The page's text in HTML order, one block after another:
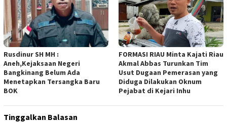
Rusdinur SH MH :
Aneh,Kejaksaan Negeri
Bangkinang Belum Ada
Menetapkan Tersangka Baru
BOK
FORMASI RIAU Minta Kajati Riau
Akmal Abbas Turunkan Tim
Usut Dugaan Pemerasan yang
Diduga Dilakukan Oknum
Pejabat di Kejari Inhu
Tinggalkan Balasan